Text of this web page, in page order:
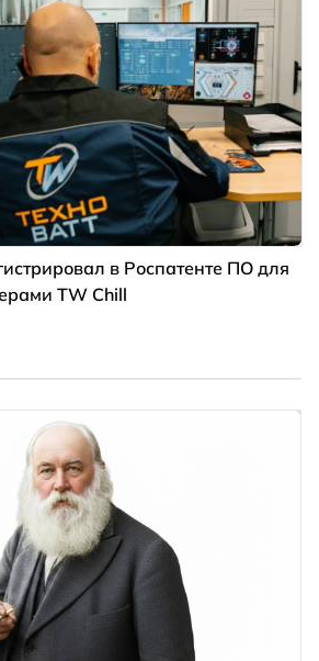
в Роспатенте ПО для
TW Chill